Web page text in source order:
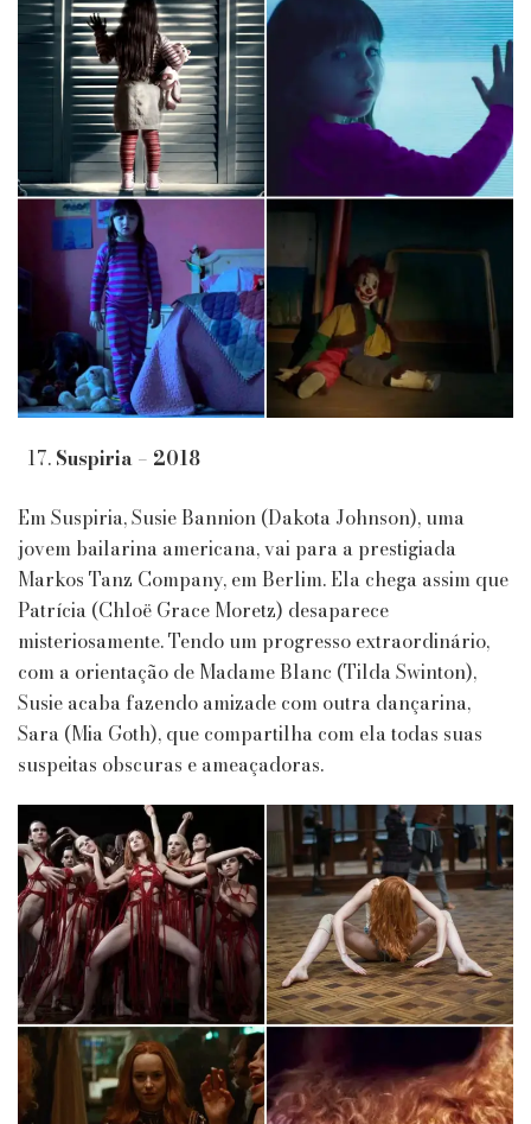
Suspiria – 2018
Em Suspiria, Susie Bannion (Dakota Johnson), uma
jovem bailarina americana, vai para a prestigiada
Markos Tanz Company, em Berlim. Ela chega assim que
Patrícia (Chloë Grace Moretz) desaparece
misteriosamente. Tendo um progresso extraordinário,
com a orientação de Madame Blanc (Tilda Swinton),
Susie acaba fazendo amizade com outra dançarina,
Sara (Mia Goth), que compartilha com ela todas suas
suspeitas obscuras e ameaçadoras.